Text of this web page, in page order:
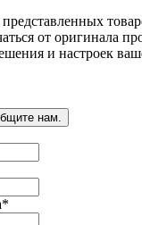
от оригинала
и настроек
нам.
*